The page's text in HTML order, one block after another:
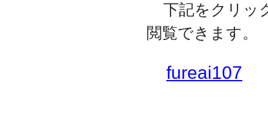
下記をクリッ
閲覧できます。
fureai107